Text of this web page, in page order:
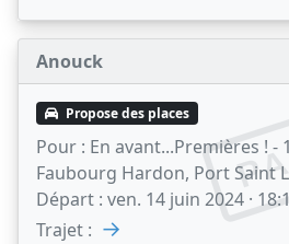
Anouck
Propose des places
Pour : En avant...Premières ! -
Faubourg Hardon, Port Saint
Départ : ven. 14 juin 2024 ·
Trajet : →